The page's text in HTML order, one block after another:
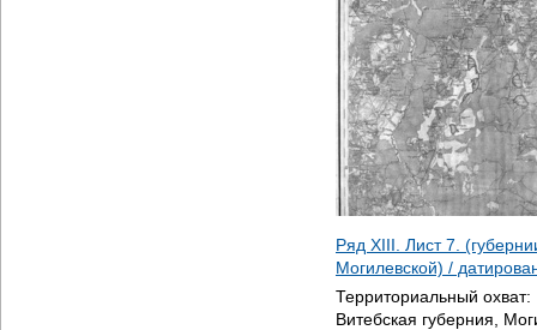
Ряд XIII. Лист 7.
Могилевской) /
Территориальный охват:
Витебская губерния,